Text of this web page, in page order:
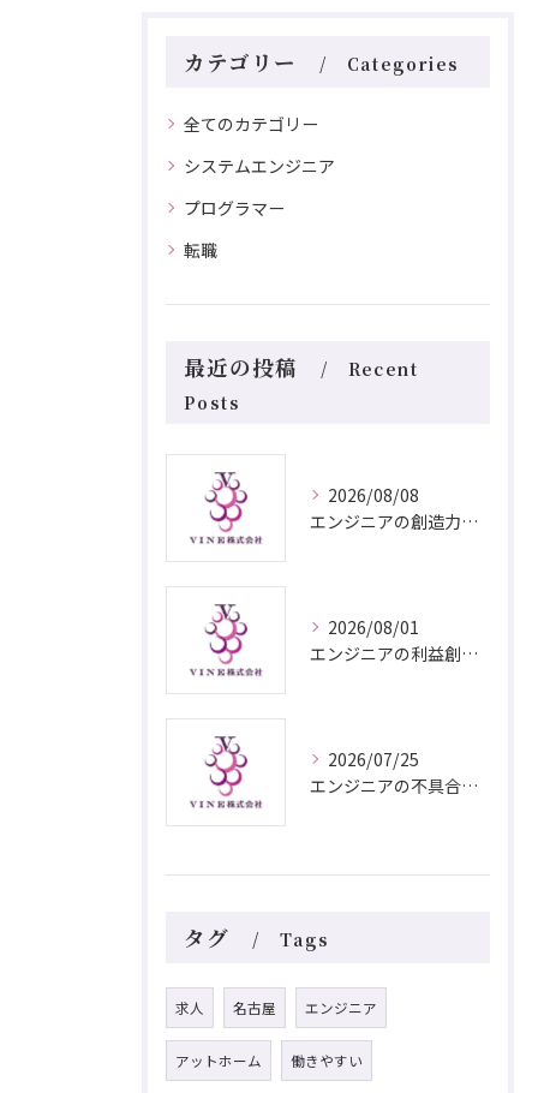
カテゴリー Categories
全てのカテゴリー
システムエンジニア
プログラマー
転職
最近の投稿
Recent
Posts
2026/08/08
エンジニアの創造力で愛知県名古屋市知多郡美浜町のITキャリアを切り拓く方法
2026/08/01
エンジニアの利益創出を実現する高収入職種選びと価値設計のポイント
2026/07/25
エンジニアの不具合修正に強い愛知県名古屋市北設楽郡設楽町連携の最新ノウハウを徹底解説
タグ Tags
求人 名古屋 エンジニア
アットホーム 働きやすい